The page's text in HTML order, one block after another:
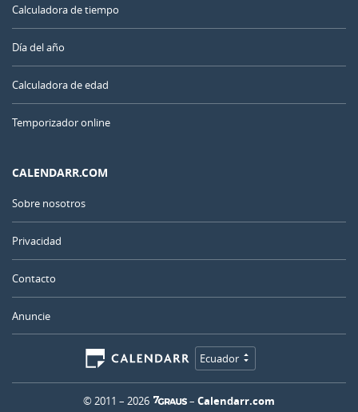
Calculadora de tiempo
Día del año
Calculadora de edad
Temporizador online
CALENDARR.COM
Sobre nosotros
Privacidad
Contacto
Anuncie
Ecuador
© 2011 – 2026 – Calendarr.com